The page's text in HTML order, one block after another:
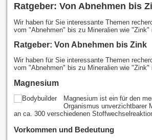
Ratgeber: Von Abnehmen bis
Wir haben für Sie interessante Themen
vom "Abnehmen" bis zu Mineralien wie "Zink"
Ratgeber: Von Abnehmen bis Zink
Wir haben für Sie interessante Themen
vom "Abnehmen" bis zu Mineralien wie "Zink"
Magnesium
Magnesium ist ein für den
Organismus unverzichtbarer
an ca. 300 verschiedenen
Vorkommen und Bedeutung